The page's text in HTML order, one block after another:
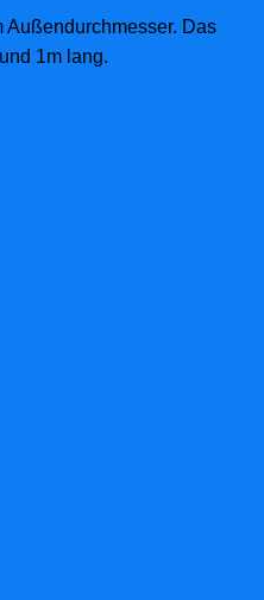
Außendurchmesser. Das
1m lang.